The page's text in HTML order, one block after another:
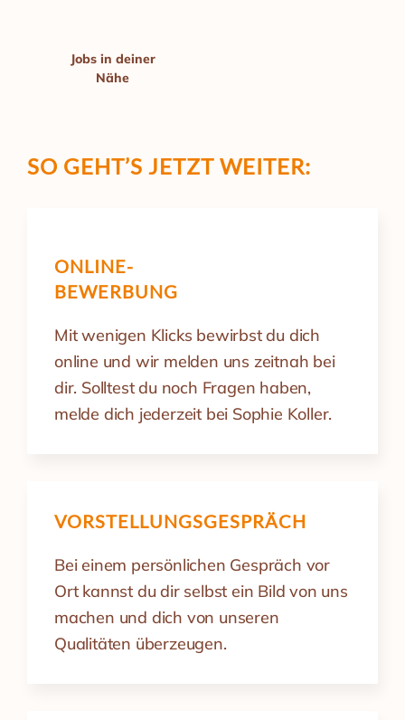
Jobs in deiner
Nähe
SO GEHT’S JETZT WEITER:
ONLINE-
BEWERBUNG
Mit wenigen Klicks bewirbst du dich
online und wir melden uns zeitnah bei
dir. Solltest du noch Fragen haben,
melde dich jederzeit bei Sophie Koller.
VORSTELLUNGS­GESPRÄCH
Bei einem persönlichen Gespräch vor
Ort kannst du dir selbst ein Bild von uns
machen und dich von unseren
Qualitäten überzeugen.